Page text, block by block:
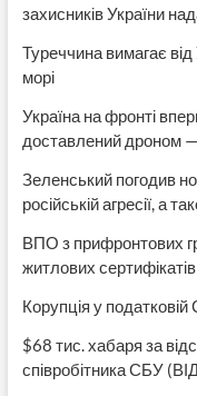
захисників України
Туреччина вимагає
морі
Україна на фронті
доставлений дроном
Зеленський погодив
російській агресії, а
ВПО з прифронтових
житлових
Корупція у
$68 тис. хабаря за
співробітника СБУ